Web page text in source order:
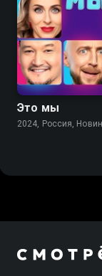
Это мы
2024, Россия,